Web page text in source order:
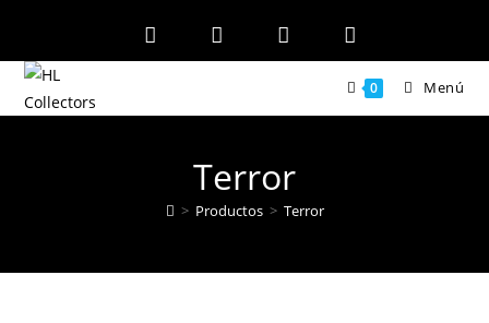
contenido
0 Menú
Terror
> Productos > Terror